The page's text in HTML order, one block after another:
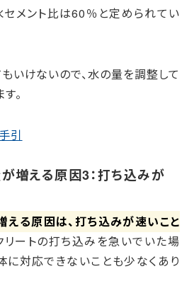
セメント比は60％と定められてい
いけないので、水の量を調整して
。
引
増える原因3：打ち込みが
える原因は、打ち込みが速いこと
ートの打ち込みを急いでいた場
に対応できないことも少なくあり